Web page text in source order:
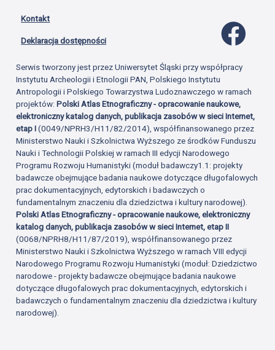
Kontakt
Deklaracja dostępności
Serwis tworzony jest przez Uniwersytet Śląski przy współpracy
Instytutu Archeologii i Etnologii PAN, Polskiego Instytutu
Antropologii i Polskiego Towarzystwa Ludoznawczego w ramach
projektów:Polski Atlas Etnograficzny - opracowanie naukowe,
elektroniczny katalog danych, publikacja zasobów w sieci Internet,
etap I(0049/NPRH3/H11/82/2014), współfinansowanego przez
Ministerstwo Nauki i Szkolnictwa Wyższego ze środków Funduszu
Nauki i Technologii Polskiej w ramach III edycji Narodowego
Programu Rozwoju Humanistyki (moduł badawczy1.1: projekty
badawcze obejmujące badania naukowe dotyczące długofalowych
prac dokumentacyjnych, edytorskich i badawczych o
fundamentalnym znaczeniu dla dziedzictwa i kultury narodowej).
Polski Atlas Etnograficzny - opracowanie naukowe, elektroniczny
katalog danych, publikacja zasobów w sieci Internet, etap II
(0068/NPRH8/H11/87/2019), współfinansowanego przez
Ministerstwo Nauki i Szkolnictwa Wyższego w ramach VIII edycji
Narodowego Programu Rozwoju Humanistyki (moduł: Dziedzictwo
narodowe - projekty badawcze obejmujące badania naukowe
dotyczące długofalowych prac dokumentacyjnych, edytorskich i
badawczych o fundamentalnym znaczeniu dla dziedzictwa i kultury
narodowej).